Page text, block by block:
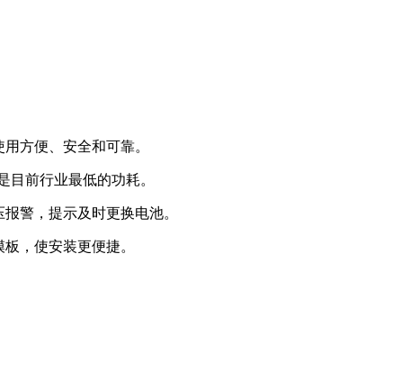
方便、安全和可靠。
目前行业最低的功耗。
警，提示及时更换电池。
，使安装更便捷。